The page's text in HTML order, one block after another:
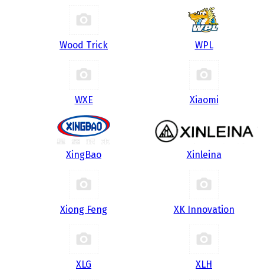
Wood Trick WPL
WXE Xiaomi
XingBao Xinleina
Xiong Feng XK Innovation
XLG XLH